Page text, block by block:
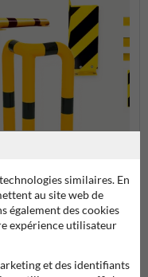
industrielle
similaires. En
au site web de
également des cookies
expérience utilisateur
et des identifiants